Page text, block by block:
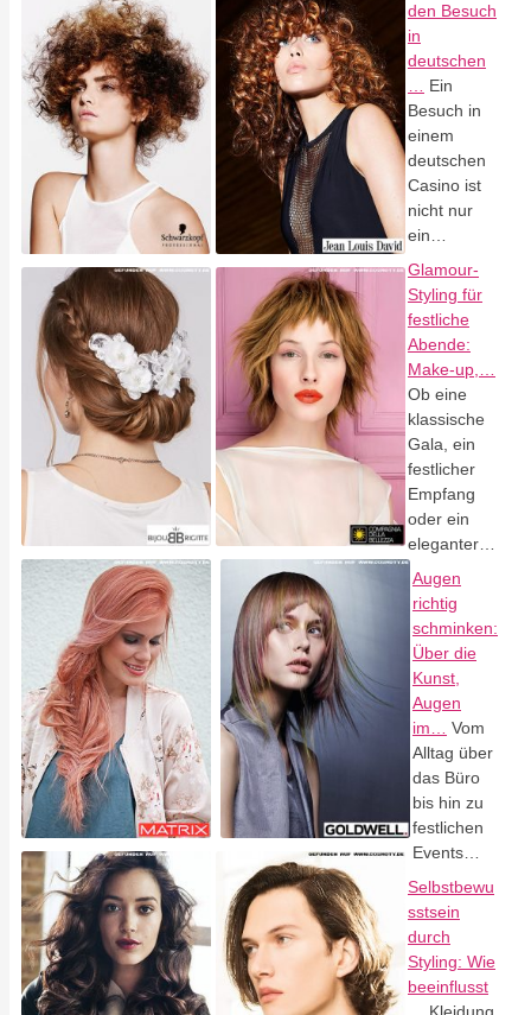
den Besuch
in
deutschen
Ein
Besuch in
einem
deutschen
Casino ist
nicht nur
ein…
Glamour-
Styling für
festliche
Abende:
Make-up,…
Ob eine
klassische
Gala, ein
festlicher
Empfang
oder ein
eleganter…
Augen
richtig
schminken:
Über die
Kunst,
Augen
im…
Vom
Alltag über
das Büro
bis hin zu
festlichen
Events…
Selbstbewu
sstsein
durch
Styling: Wie
beeinflusst